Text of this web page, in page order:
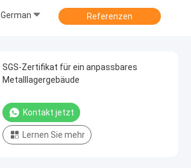
German Referenzen
SGS-Zertifikat für ein anpassbares
Metalllagergebäude
Kontakt jetzt
Lernen Sie mehr